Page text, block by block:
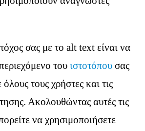
σας με το alt text είναι να
τουιστοτόπου σας
τους χρήστες και τις
Ακολουθώντας αυτές τις
να χρησιμοποιήσετε